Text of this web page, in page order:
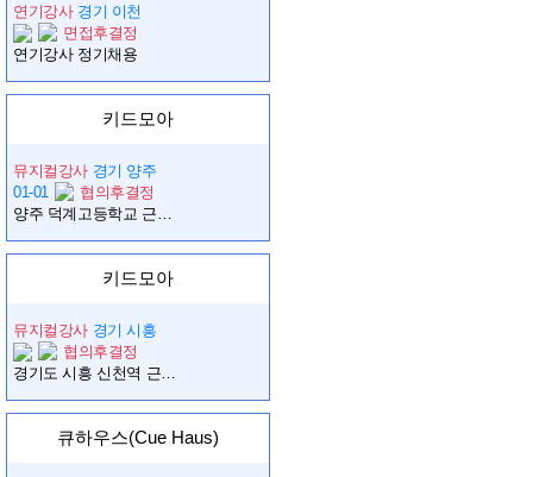
연기강사 경기 이천
면접후결정
연기강사 정기채용
키드모아
뮤지컬강사 경기 양주
01-01
협의후결정
양주 덕계고등학교 근처 유아뮤지컬강사 채용(유치원에서 수업)
키드모아
뮤지컬강사 경기 시흥
협의후결정
경기도 시흥 신천역 근처 유아뮤지컬 강사 모집 - 매주 1회, 금요일, 12시 30분 ~ 2시(30분씩 3반 수업)
큐하우스(Cue Haus)